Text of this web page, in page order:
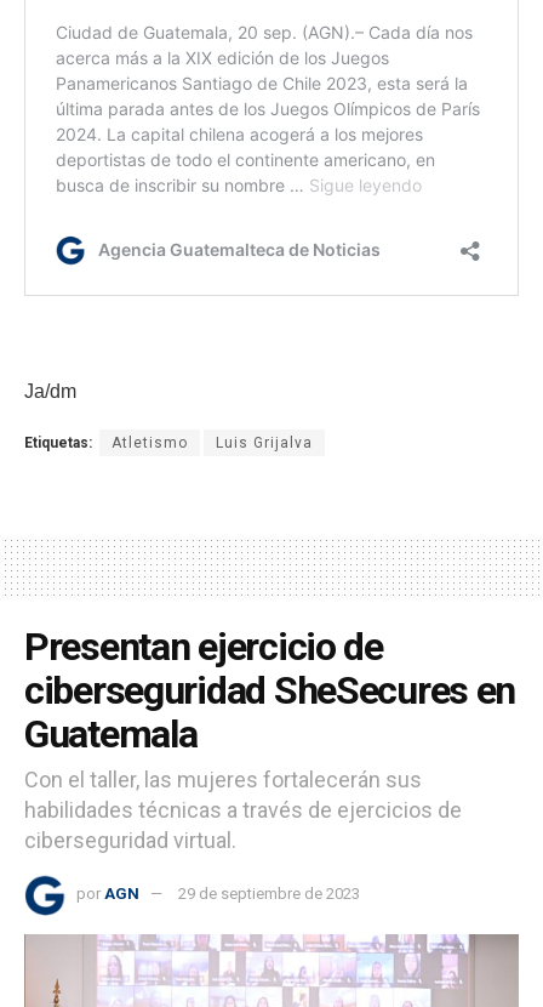
Ja/dm
Etiquetas: Atletismo Luis Grijalva
Presentan ejercicio de
ciberseguridad SheSecures en
Guatemala
Con el taller, las mujeres fortalecerán sus
habilidades técnicas a través de ejercicios de
ciberseguridad virtual.
por AGN 29 de septiembre de 2023